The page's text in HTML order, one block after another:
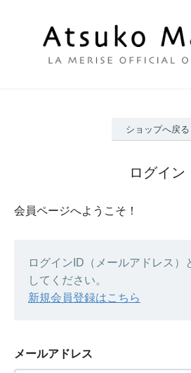
ショップへ戻る
ログイン
会員ページへようこそ！
ログインID（メールアドレス）
してください。
新規会員登録はこちら
メールアドレス